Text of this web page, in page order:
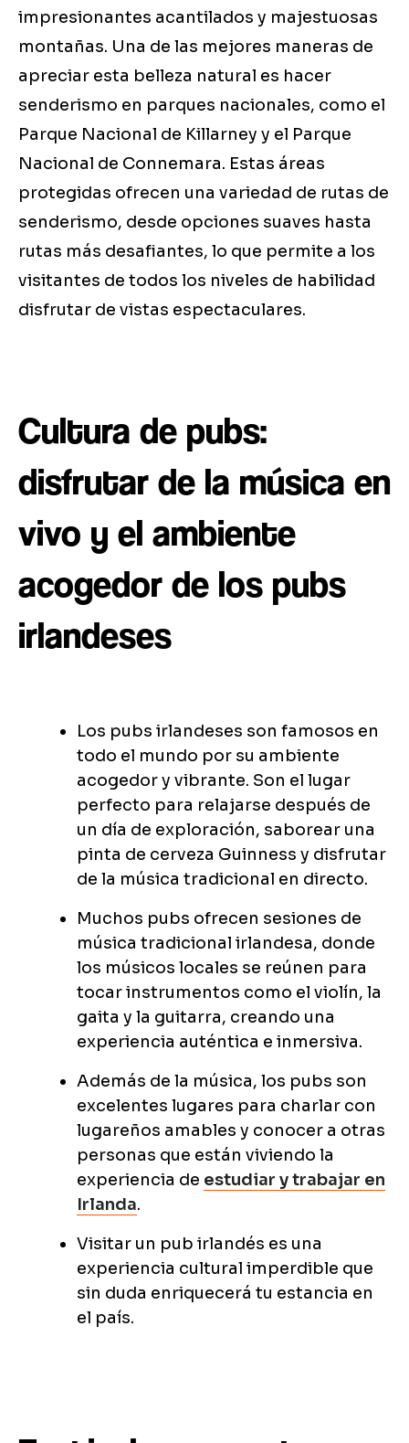
impresionantes acantilados y majestuosas
montañas. Una de las mejores maneras de
apreciar esta belleza natural es hacer
senderismo en parques nacionales, como el
Parque Nacional de Killarney y el Parque
Nacional de Connemara. Estas áreas
protegidas ofrecen una variedad de rutas de
senderismo, desde opciones suaves hasta
rutas más desafiantes, lo que permite a los
visitantes de todos los niveles de habilidad
disfrutar de vistas espectaculares.
Cultura de pubs:
disfrutar de la música en
vivo y el ambiente
acogedor de los pubs
irlandeses
Los pubs irlandeses son famosos en
todo el mundo por su ambiente
acogedor y vibrante. Son el lugar
perfecto para relajarse después de
un día de exploración, saborear una
pinta de cerveza Guinness y disfrutar
de la música tradicional en directo.
Muchos pubs ofrecen sesiones de
música tradicional irlandesa, donde
los músicos locales se reúnen para
tocar instrumentos como el violín, la
gaita y la guitarra, creando una
experiencia auténtica e inmersiva.
Además de la música, los pubs son
excelentes lugares para charlar con
lugareños amables y conocer a otras
personas que están viviendo la
experiencia de estudiar y trabajar en
Irlanda.
Visitar un pub irlandés es una
experiencia cultural imperdible que
sin duda enriquecerá tu estancia en
el país.